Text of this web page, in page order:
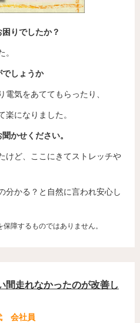
りでしたか？
しょうか
電気をあててもらったり、
楽になりました。
かせください。
けど、ここにきてストレッチや
分かる？と自然に言われ安心し
障するものではありません。
間走れなかったのが改善し
会社員